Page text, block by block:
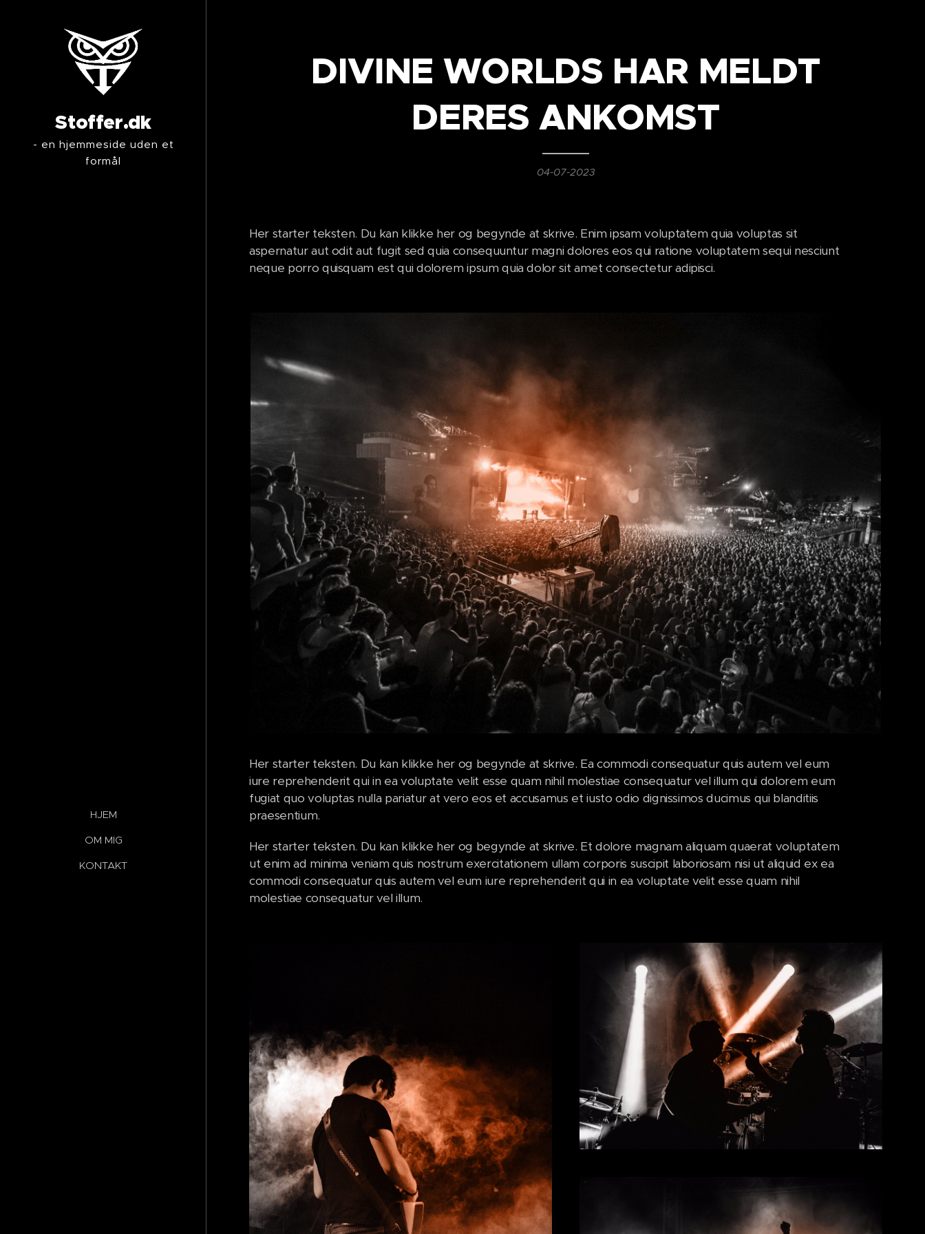
Stoffer.dk
- en hjemmeside uden et
formål
HJEM
OM MIG
KONTAKT
DIVINE WORLDS HAR MELDT
DERES ANKOMST
04-07-2023
Her starter teksten. Du kan klikke her og begynde at skrive. Enim ipsam voluptatem quia voluptas sit
aspernatur aut odit aut fugit sed quia consequuntur magni dolores eos qui ratione voluptatem sequi nesciunt
neque porro quisquam est qui dolorem ipsum quia dolor sit amet consectetur adipisci.
Her starter teksten. Du kan klikke her og begynde at skrive. Ea commodi consequatur quis autem vel eum
iure reprehenderit qui in ea voluptate velit esse quam nihil molestiae consequatur vel illum qui dolorem eum
fugiat quo voluptas nulla pariatur at vero eos et accusamus et iusto odio dignissimos ducimus qui blanditiis
praesentium.
Her starter teksten. Du kan klikke her og begynde at skrive. Et dolore magnam aliquam quaerat voluptatem
ut enim ad minima veniam quis nostrum exercitationem ullam corporis suscipit laboriosam nisi ut aliquid ex ea
commodi consequatur quis autem vel eum iure reprehenderit qui in ea voluptate velit esse quam nihil
molestiae consequatur vel illum.